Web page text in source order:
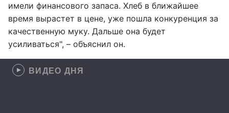
имели финансового запаса. Хлеб в ближайшее
время вырастет в цене, уже пошла конкуренция за
качественную муку. Дальше она будет
усиливаться", – объяснил он.
ВИДЕО ДНЯ